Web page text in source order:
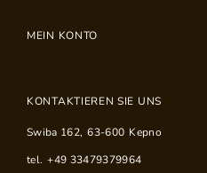
MEIN KONTO
KONTAKTIEREN SIE UNS
Swiba 162, 63-600 Kepno
tel. +49 33479379964